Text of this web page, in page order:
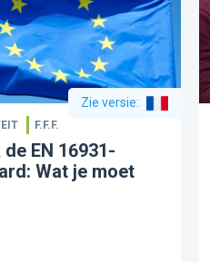
Zie versie:
F.F.F.
EN 16931-
Wat je moet